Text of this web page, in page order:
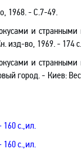
1968. - С.7-49.
и
изд-во, 1969. - 174
и
город.- Киев:
с.,ил.
с.,ил.